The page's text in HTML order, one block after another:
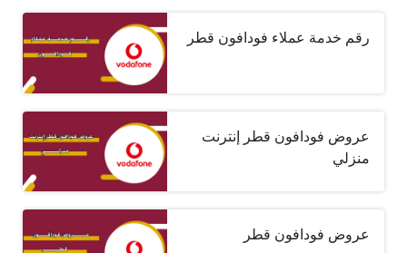
رقم خدمة عملاء فودافون قطر
عروض فودافون قطر إنترنت
منزلي
عروض فودافون قطر